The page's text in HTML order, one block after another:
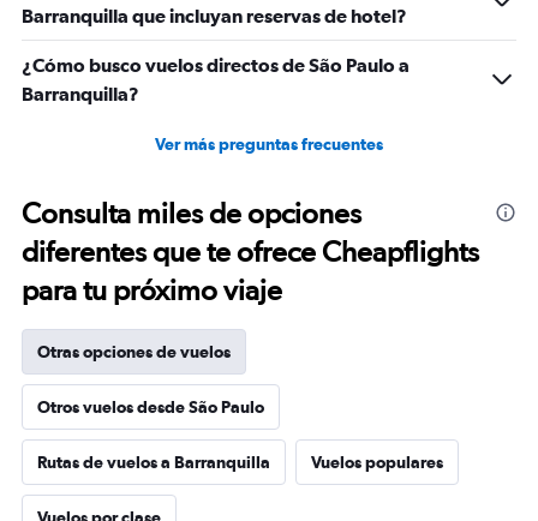
Barranquilla que incluyan reservas de hotel?
¿Cómo busco vuelos directos de São Paulo a
Barranquilla?
Ver más preguntas frecuentes
Consulta miles de opciones
diferentes que te ofrece Cheapflights
para tu próximo viaje
Otras opciones de vuelos
Otros vuelos desde São Paulo
Rutas de vuelos a Barranquilla Vuelos populares